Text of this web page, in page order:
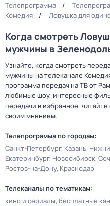
Телепрограмма
Комедия
Ловушка для
Когда смотреть
мужчины в
Узнайте, когда смотреть
мужчины на телеканале
программа передач на ТВ от
любимые шоу, интересные
передачи в избранное,
своим мнением.
Телепрограмма по городам:
Санкт-Петербург Казань
Екатеринбург Новосибирск
Ростов-на-Дону Краснодар
Телеканалы по тематикам:
кино и сериалы бесплатные